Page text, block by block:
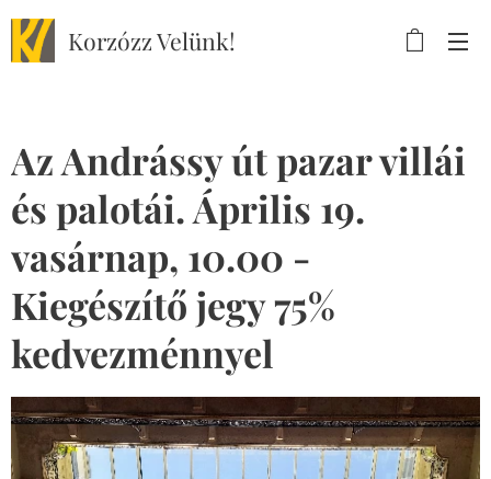
KorzózzVelünk!
Az Andrássy út pazar villái
és palotái. Április 19.
vasárnap, 10.00 -
Kiegészítő jegy 75%
kedvezménnyel